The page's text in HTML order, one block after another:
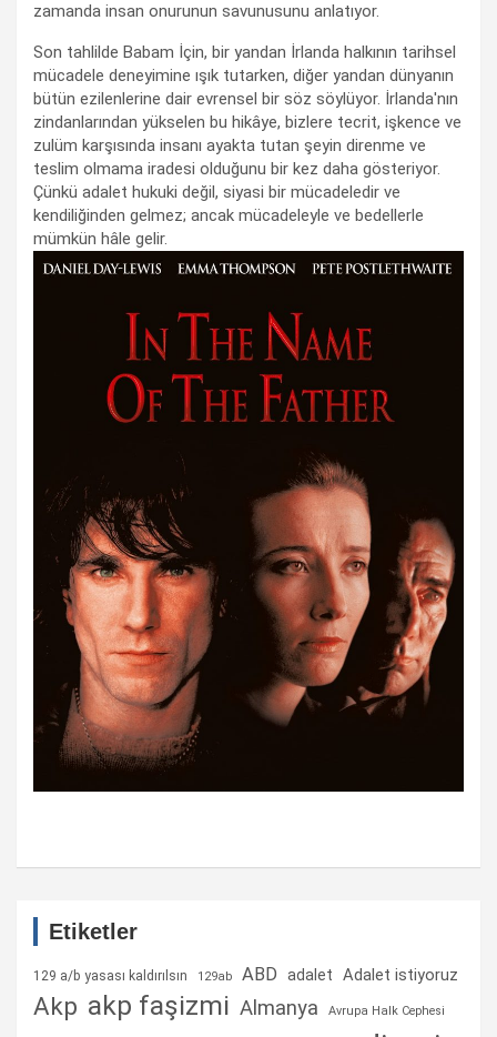
zamanda insan onurunun savunusunu anlatıyor.
Son tahlilde Babam İçin, bir yandan İrlanda halkının tarihsel
mücadele deneyimine ışık tutarken, diğer yandan dünyanın
bütün ezilenlerine dair evrensel bir söz söylüyor. İrlanda'nın
zindanlarından yükselen bu hikâye, bizlere tecrit, işkence ve
zulüm karşısında insanı ayakta tutan şeyin direnme ve
teslim olmama iradesi olduğunu bir kez daha gösteriyor.
Çünkü adalet hukuki değil, siyasi bir mücadeledir ve
kendiliğinden gelmez; ancak mücadeleyle ve bedellerle
mümkün hâle gelir.
Etiketler
129 a/b yasası kaldırılsın 129ab ABD adalet Adalet istiyoruz
Akp akp faşizmi Almanya Avrupa Halk Cephesi